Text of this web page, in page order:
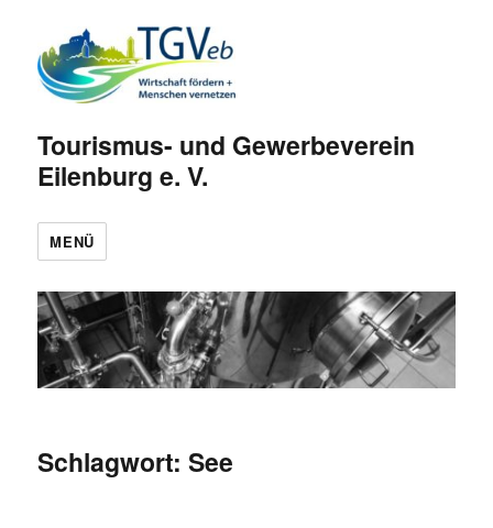
Tourismus- und Gewerbeverein
Eilenburg e. V.
MENÜ
Schlagwort:See